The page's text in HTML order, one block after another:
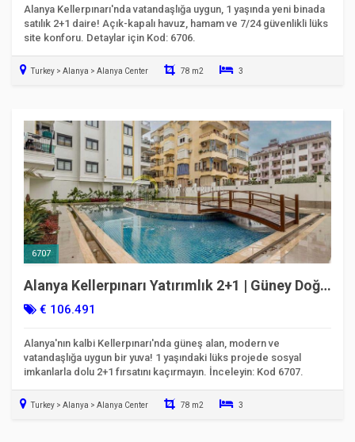
Alanya Kellerpınarı'nda vatandaşlığa uygun, 1 yaşında yeni binada
satılık 2+1 daire! Açık-kapalı havuz, hamam ve 7/24 güvenlikli lüks
site konforu. Detaylar için Kod: 6706.
Turkey > Alanya > Alanya Center 78 m2 3
6707
Alanya Kellerpınarı Yatırımlık 2+1 | Güney Doğu
Cephe | Kod 6707
€ 106.491
Alanya'nın kalbi Kellerpınarı'nda güneş alan, modern ve
vatandaşlığa uygun bir yuva! 1 yaşındaki lüks projede sosyal
imkanlarla dolu 2+1 fırsatını kaçırmayın. İnceleyin: Kod 6707.
Turkey > Alanya > Alanya Center 78 m2 3